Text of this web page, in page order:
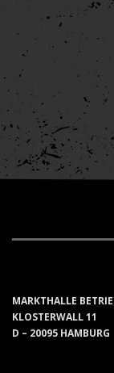
MARKTHALLE
KLOSTERWALL 11
D – 20095 HAMBURG